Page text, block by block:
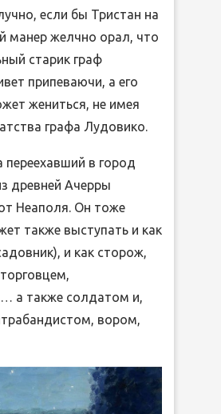
если бы Тристан на
манер желчно орал, что
старик граф
припеваючи, а его
жениться, не имея
графа Лудовико.
переехавший в город
древней Ачерры
Неаполя. Он тоже
также выступать и как
и как сторож,
а также солдатом и,
вором,